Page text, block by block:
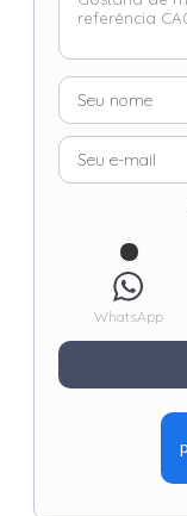
WhatsApp